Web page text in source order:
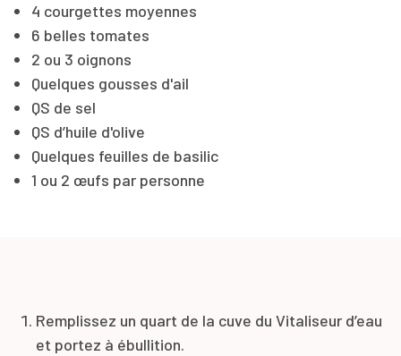
4 courgettes moyennes
6 belles tomates
2 ou 3 oignons
Quelques gousses d'ail
QS de sel
QS d’huile d'olive
Quelques feuilles de basilic
1 ou 2 œufs par personne
Remplissez un quart de la cuve du Vitaliseur d’eau
et portez à ébullition.